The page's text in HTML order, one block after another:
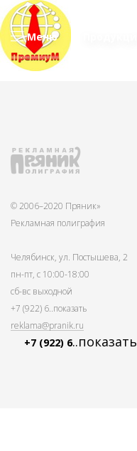
Меню
© 2006–2020 Пряник»
Рекламная полиграфия
Челябинск, ул. Постышева, 2
пн-пт, с 10:00-18:00
сб-вс выходной
+7 (922) 6..показать
reklama@pranik.ru
+7 (922) 6..показать